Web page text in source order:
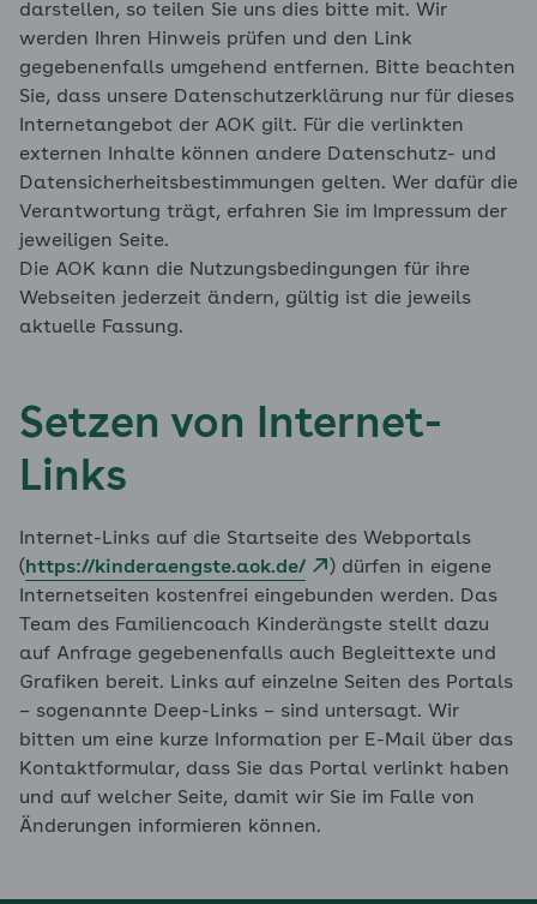
darstellen, so teilen Sie uns dies bitte mit. Wir
werden Ihren Hinweis prüfen und den Link
gegebenenfalls umgehend entfernen. Bitte beachten
Sie, dass unsere Datenschutzerklärung nur für dieses
Internetangebot der AOK gilt. Für die verlinkten
externen Inhalte können andere Datenschutz- und
Datensicherheitsbestimmungen gelten. Wer dafür die
Verantwortung trägt, erfahren Sie im Impressum der
jeweiligen Seite.
Die AOK kann die Nutzungsbedingungen für ihre
Webseiten jederzeit ändern, gültig ist die jeweils
aktuelle Fassung.
Setzen von Internet-
Links
Internet-Links auf die Startseite des Webportals
( https://kinderaengste.aok.de/
) dürfen in eigene
Internetseiten kostenfrei eingebunden werden. Das
Team des Familiencoach Kinderängste stellt dazu
auf Anfrage gegebenenfalls auch Begleittexte und
Grafiken bereit. Links auf einzelne Seiten des Portals
– sogenannte Deep-Links – sind untersagt. Wir
bitten um eine kurze Information per E-Mail über das
Kontaktformular, dass Sie das Portal verlinkt haben
und auf welcher Seite, damit wir Sie im Falle von
Änderungen informieren können.